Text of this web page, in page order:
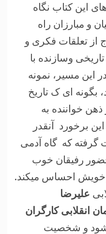
این کتاب نگاه
و مبارزان راه
از تعلقات فکری و
وسازنده با
این مسیر، نمونه
بگونه ای ک تاریخ
خواننده به
برخورد آنقدر
که گاه آدمی
رفیقان خوب
خویش احساس میکند.
علیرضا
انقلابی کارگران
و شخصیت